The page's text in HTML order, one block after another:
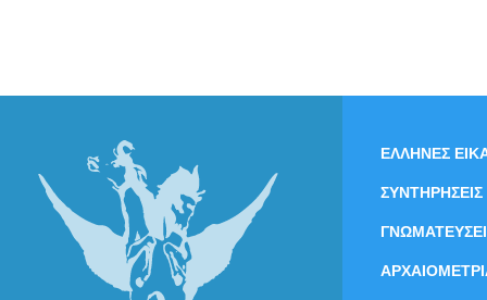
ΕΛΛΗΝΕΣ
ΣΥΝΤΗΡΗΣΕΙΣ